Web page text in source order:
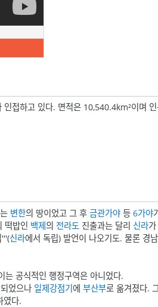
인접하고 있다. 면적은 10,540.4km²이며
변한의 땅이었고 그 후 금관가야 등 6가야
떡밥인 백제의 전라도 진출과는 달리 신라
'''(신라에서 독립) 발언이 나오기도. 물론 경
는 공식적인 행정구역은 아니었다.
었으나 일제강점기에 부산부로 옮겨졌다.
였다.